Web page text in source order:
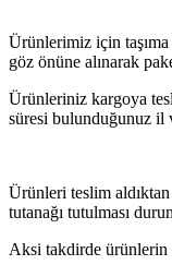
Ürünlerimiz için
göz önüne alınarak
Ürünleriniz kargoya
süresi bulunduğunuz il
Ürünleri teslim
tutanağı tutulması
Aksi takdirde ürünlerin